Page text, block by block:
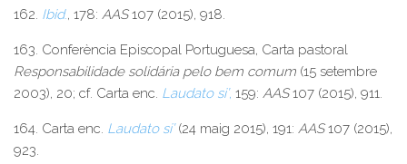
162. Ibid., 178: AAS107 (2015), 918.
163. Conferència Episcopal Portuguesa, Carta pastoral
Responsabilidade solidária pelo bem comum (15 setembre
2003), 20; cf. Carta enc. Laudato si’, 159: AAS107 (2015), 911.
164. Carta enc. Laudato si’(24 maig 2015), 191: AAS107 (2015),
923.